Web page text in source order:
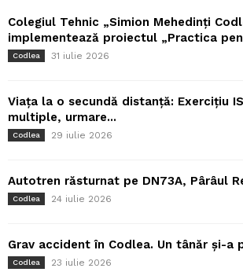
Colegiul Tehnic „Simion Mehedinți
implementează proiectul „Practica
Codlea 31 iulie 2026
Viața la o secundă distanță: Exercițiu
multiple, urmare...
Codlea 29 iulie 2026
Autotren răsturnat pe DN73A, Pârâul
Codlea 24 iulie 2026
Grav accident în Codlea. Un tânăr și-a
Codlea 23 iulie 2026